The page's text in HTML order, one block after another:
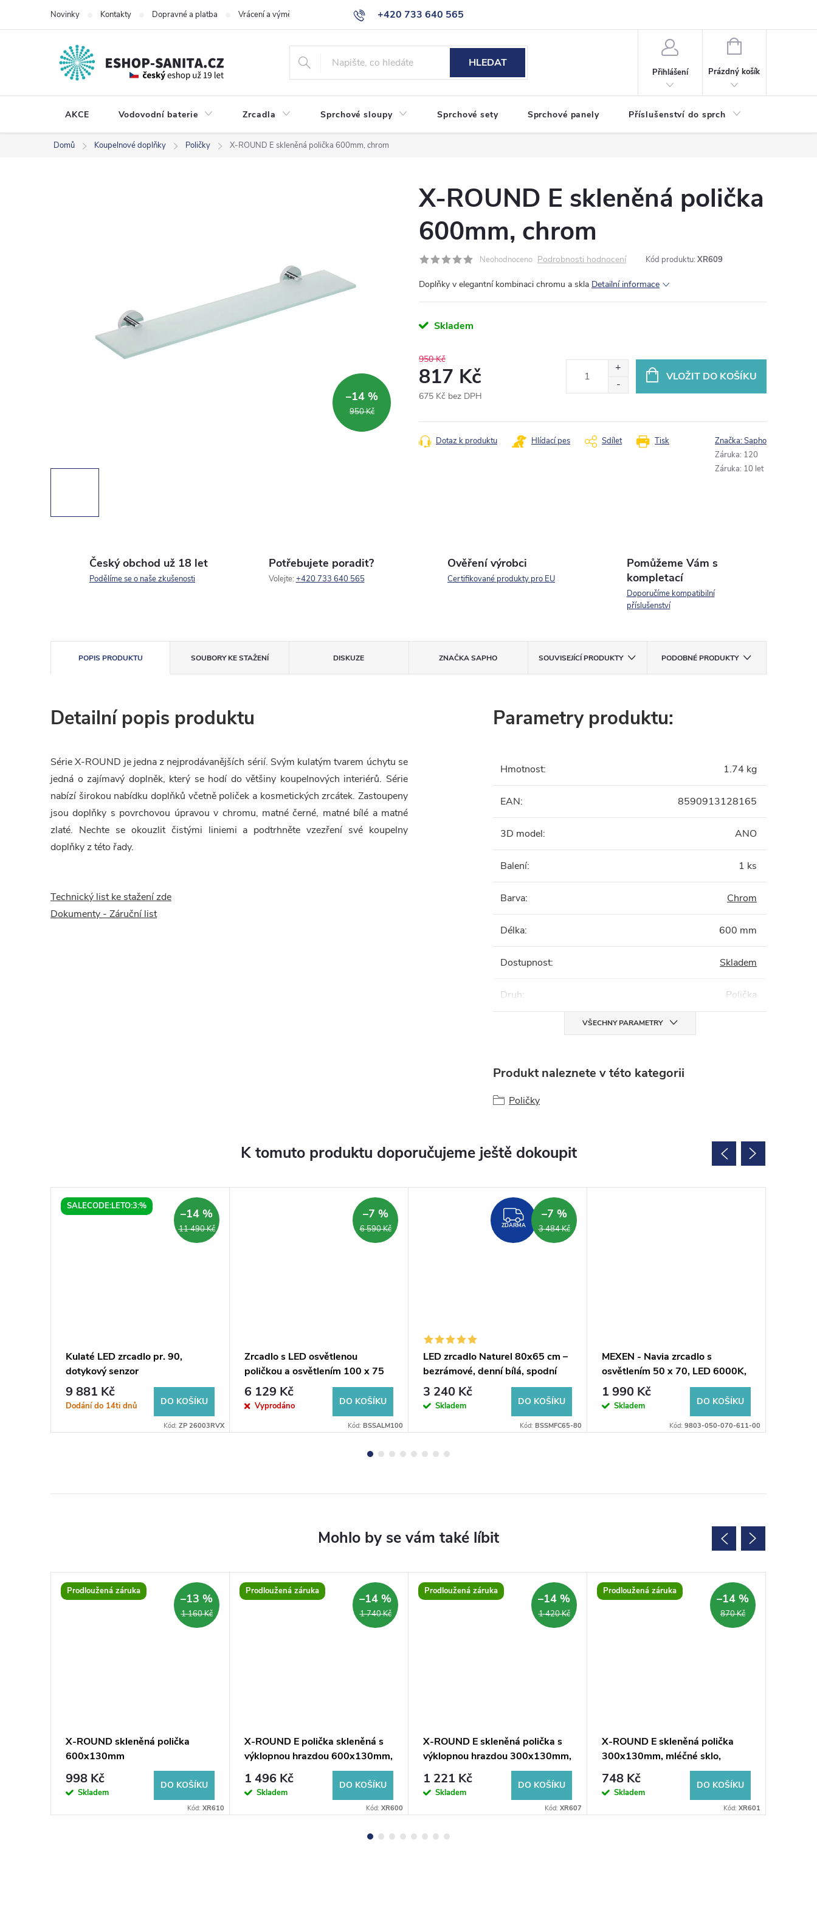
+420 733 640 565
info@eshop-sanita.cz
Novinky Kontakty Dopravné a platba Vrácení a výměna zboží Reklamace Obchodní podmínky
HLEDAT
Přihlášení
NÁKUPNÍ
Prázdný košík
AKCE Vodovodní baterie Zrcadla Sprchové sloupy Sprchové sety Sprchové panely Příslušenství do sprch
Domů Koupelnové doplňky Poličky X-ROUND E skleněná polička 600mm, chrom
950 Kč
–14 %
X-ROUND E skleněná polička
600mm, chrom
Neohodnoceno Podrobnosti hodnocení Kód produktu: XR609
Doplňky v elegantní kombinaci chromu a skla Detailní informace
Skladem
950 Kč
817 Kč
675 Kč bez DPH
cena:
VLOŽIT DO KOŠÍKU
Tisk
Dotaz k produktu Hlídací pes Sdílet Značka:Sapho
Záruka: 120
Záruka: 10 let
Český obchod už 18 let
Podělíme se o naše zkušenosti
Potřebujete poradit?
Volejte: +420 733 640 565
Ověření výrobci
Certifikované produkty pro EU
Pomůžeme Vám s
kompletací
Doporučíme kompatibilní
příslušenství
POPIS PRODUKTU SOUBORY KE STAŽENÍ DISKUZE ZNAČKASAPHO SOUVISEJÍCÍ PRODUKTY PODOBNÉ PRODUKTY
Detailní popis produktu
Série X-ROUND je jedna z nejprodávanějších sérií. Svým kulatým tvarem úchytu se
jedná o zajímavý doplněk, který se hodí do většiny koupelnových interiérů. Série
nabízí širokou nabídku doplňků včetně poliček a kosmetických zrcátek. Zastoupeny
jsou doplňky s povrchovou úpravou v chromu, matné černé, matné bílé a matné
zlaté. Nechte se okouzlit čistými liniemi a podtrhněte vzezření své koupelny
doplňky z této řady.
Technický list ke stažení zde
Dokumenty - Záruční list
Parametry produktu:
Hmotnost: 1.74 kg
EAN: 8590913128165
3D model: ANO
Balení: 1 ks
Barva: Chrom
Délka: 600 mm
Dostupnost: Skladem
Druh: Polička
VŠECHNY PARAMETRY
Produkt naleznete v této kategorii
Poličky
K tomuto produktu doporučujeme ještě dokoupit
SALECODE:LETO:3:%
11 490 Kč
–14 %
Kulaté LED zrcadlo pr. 90,
dotykový senzor
9 881 Kč
Dodání do 14ti dnů DO KOŠÍKU
Kód: ZP 26003RVX
6 590 Kč
–7 %
Zrcadlo s LED osvětlenou
poličkou a osvětlením 100 x 75
cm
6 129 Kč
Vyprodáno DO KOŠÍKU
Kód: BSSALM100
ZDARMA
ZDARMA 3 484 Kč
–7 %
LED zrcadlo Naturel 80x65 cm –
bezrámové, denní bílá, spodní
podsvícení
3 240 Kč
Skladem DO KOŠÍKU
Kód: BSSMFC65-80
MEXEN - Navia zrcadlo s
osvětlením 50 x 70, LED 6000K,
9803-050-070-611-00
1 990 Kč
Skladem DO KOŠÍKU
Kód: 9803-050-070-611-00
Prodloužená záruka
1 160 Kč
–13 %
X-ROUND skleněná polička
600x130mm
998 Kč
Skladem
DO KOŠÍKU
Kód: XR610
Prodloužená záruka
1 740 Kč
–14 %
X-ROUND E polička skleněná s
výklopnou hrazdou 600x130mm,
mléčné sklo, chrom
1 496 Kč
Skladem
DO KOŠÍKU
Kód: XR600
Prodloužená záruka
1 420 Kč
–14 %
X-ROUND E skleněná polička s
výklopnou hrazdou 300x130mm,
mléčné sklo, chrom
1 221 Kč
Skladem
DO KOŠÍKU
Kód: XR607
Prodloužená záruka
870 Kč
–14 %
X-ROUND E skleněná polička
300x130mm, mléčné sklo,
chrom
748 Kč
Skladem
DO KOŠÍKU
Kód: XR601